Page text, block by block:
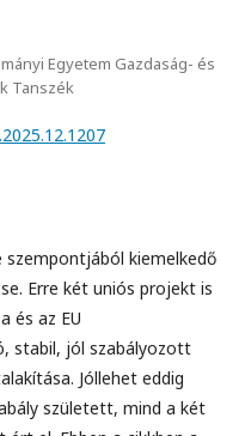
Egyetem Gazdaság- és
Tanszék
szempontjából kiemelkedő
Erre két uniós projekt is
és az EU
stabil, jól szabályozott
Jóllehet eddig
született, mind a két